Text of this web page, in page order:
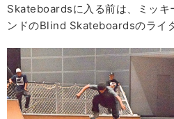
Skateboardsに入る前は、ミッキ
ンドのBlind Skateboardsのライ